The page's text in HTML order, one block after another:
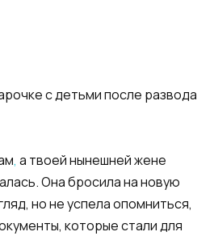
с детьми после развода
, а твоей нынешней жене
Она бросила на новую
но не успела опомниться,
которые стали для